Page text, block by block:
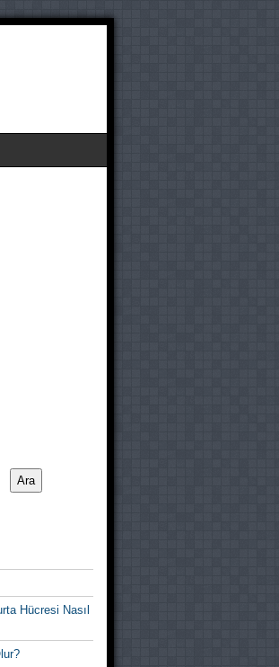
Ara
Hücresi Nasıl